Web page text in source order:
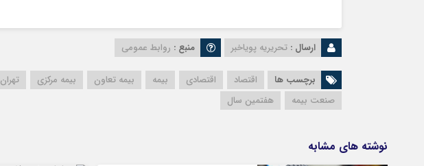
ارسال : تحریریه پویاخبر منبع : روابط عمومی
برچسب ها اقتصاد اقتصادی بیمه بیمه تعاون بیمه مرکزی تهران
صنعت بیمه
هفتمین سال
نوشته های مشابه